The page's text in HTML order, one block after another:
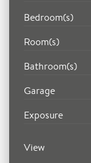
Bedroom(s)
Room(s)
Bathroom(s)
Garage
Exposure
View